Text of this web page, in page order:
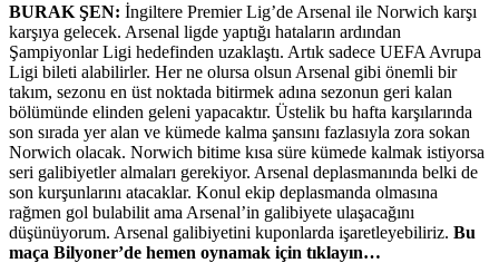
BURAK ŞEN: İngiltere Premier Lig’de Arsenal ile Norwich karşı
karşıya gelecek. Arsenal ligde yaptığı hataların ardından
Şampiyonlar Ligi hedefinden uzaklaştı. Artık sadece UEFA Avrupa
Ligi bileti alabilirler. Her ne olursa olsun Arsenal gibi önemli bir
takım, sezonu en üst noktada bitirmek adına sezonun geri kalan
bölümünde elinden geleni yapacaktır. Üstelik bu hafta karşılarında
son sırada yer alan ve kümede kalma şansını fazlasıyla zora sokan
Norwich olacak. Norwich bitime kısa süre kümede kalmak istiyorsa
seri galibiyetler almaları gerekiyor. Arsenal deplasmanında belki de
son kurşunlarını atacaklar. Konul ekip deplasmanda olmasına
rağmen gol bulabilit ama Arsenal’in galibiyete ulaşacağını
düşünüyorum. Arsenal galibiyetini kuponlarda işaretleyebiliriz. Bu
maça Bilyoner’de hemen oynamak için tıklayın…